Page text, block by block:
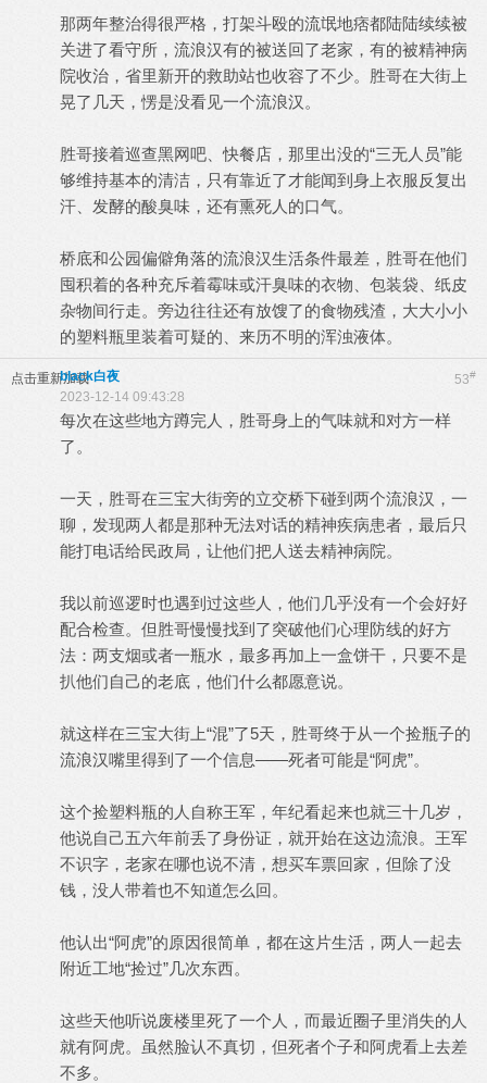
那两年整治得很严格，打架斗殴的流氓地痞都陆陆续续被
关进了看守所，流浪汉有的被送回了老家，有的被精神病
院收治，省里新开的救助站也收容了不少。胜哥在大街上
晃了几天，愣是没看见一个流浪汉。
胜哥接着巡查黑网吧、快餐店，那里出没的“三无人员”能
够维持基本的清洁，只有靠近了才能闻到身上衣服反复出
汗、发酵的酸臭味，还有熏死人的口气。
桥底和公园偏僻角落的流浪汉生活条件最差，胜哥在他们
囤积着的各种充斥着霉味或汗臭味的衣物、包装袋、纸皮
杂物间行走。旁边往往还有放馊了的食物残渣，大大小小
的塑料瓶里装着可疑的、来历不明的浑浊液体。
点击重新加载 53#
black白夜
2023-12-14 09:43:28
每次在这些地方蹲完人，胜哥身上的气味就和对方一样
了。
一天，胜哥在三宝大街旁的立交桥下碰到两个流浪汉，一
聊，发现两人都是那种无法对话的精神疾病患者，最后只
能打电话给民政局，让他们把人送去精神病院。
我以前巡逻时也遇到过这些人，他们几乎没有一个会好好
配合检查。但胜哥慢慢找到了突破他们心理防线的好方
法：两支烟或者一瓶水，最多再加上一盒饼干，只要不是
扒他们自己的老底，他们什么都愿意说。
就这样在三宝大街上“混”了5天，胜哥终于从一个捡瓶子的
流浪汉嘴里得到了一个信息——死者可能是“阿虎”。
这个捡塑料瓶的人自称王军，年纪看起来也就三十几岁，
他说自己五六年前丢了身份证，就开始在这边流浪。王军
不识字，老家在哪也说不清，想买车票回家，但除了没
钱，没人带着也不知道怎么回。
他认出“阿虎”的原因很简单，都在这片生活，两人一起去
附近工地“捡过”几次东西。
这些天他听说废楼里死了一个人，而最近圈子里消失的人
就有阿虎。虽然脸认不真切，但死者个子和阿虎看上去差
不多。